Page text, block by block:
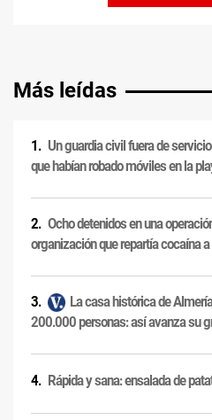
Más leídas
Un guardia civil fuera de
que habían robado móviles en la
Ocho detenidos en una
organización que repartía cocaína
La casa histórica de
200.000 personas: así avanza su
Rápida y sana: ensalada de